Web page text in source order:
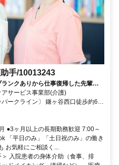
手/10013243
ンクありから仕事復帰した先輩や
サービス事業部(介護)
ークライン〕 鎌ヶ谷西口徒歩約6
京成松戸線 北初富徒歩約26分 車・
●3ヶ月以上の長期勤務歓迎 7:00～
「平日のみ」「土日祝のみ」の働き
お気軽にご相談く...
入院患者の身体介助（食事、排